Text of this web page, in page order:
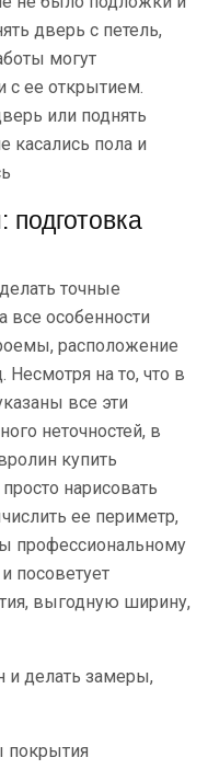
дверь с петель,
могут
с ее открытием.
или поднять
касались пола и
подготовка
точные
все особенности
расположение
Несмотря на то, что в
все эти
неточностей, в
купить
нарисовать
ее периметр,
профессиональному
посоветует
выгодную ширину,
и делать замеры,
покрытия